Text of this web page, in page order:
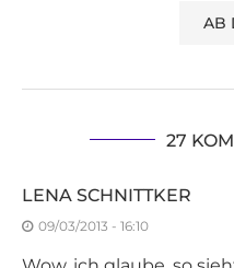
27
LENA SCHNITTKER
09/03/2013 - 16:10